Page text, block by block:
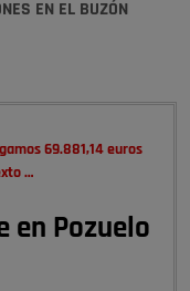
EN EL BUZÓN
69.881,14 euros
…
en Pozuelo